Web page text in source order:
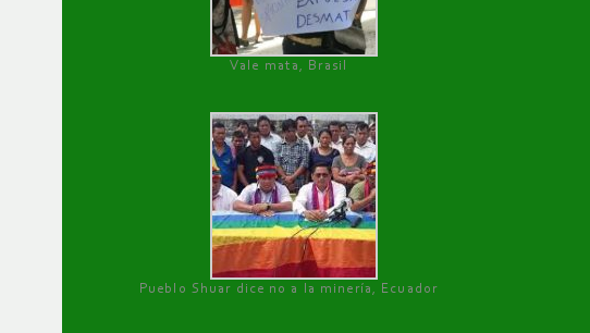
Vale mata, Brasil
Pueblo Shuar dice no a la minería, Ecuador